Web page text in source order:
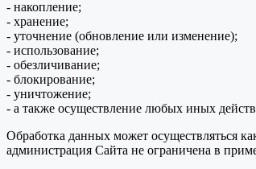
- накопление;
- хранение;
- уточнение (обновление или изменение);
- использование;
- обезличивание;
- блокирование;
- уничтожение;
- а также осуществление любых иных
Обработка данных может осуществляться
администрация Сайта не ограничена в